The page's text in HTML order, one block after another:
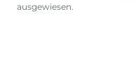
ausgewiesen.